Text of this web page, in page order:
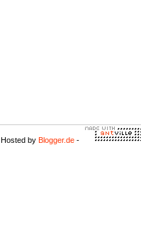
Hosted by Blogger.de -